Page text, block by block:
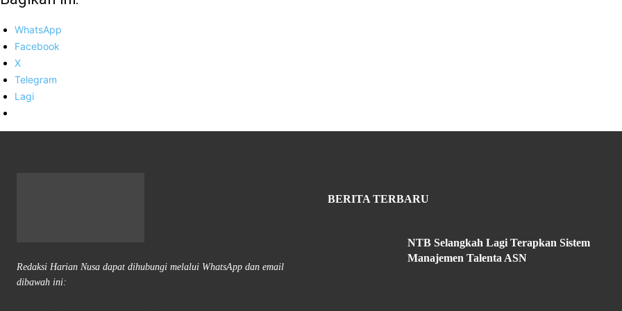
WhatsApp
Facebook
X
Telegram
Lagi
Redaksi Harian Nusa dapat dihubungi melalui WhatsApp dan email
dibawah ini:
BERITA TERBARU
NTB Selangkah Lagi Terapkan Sistem
Manajemen Talenta ASN